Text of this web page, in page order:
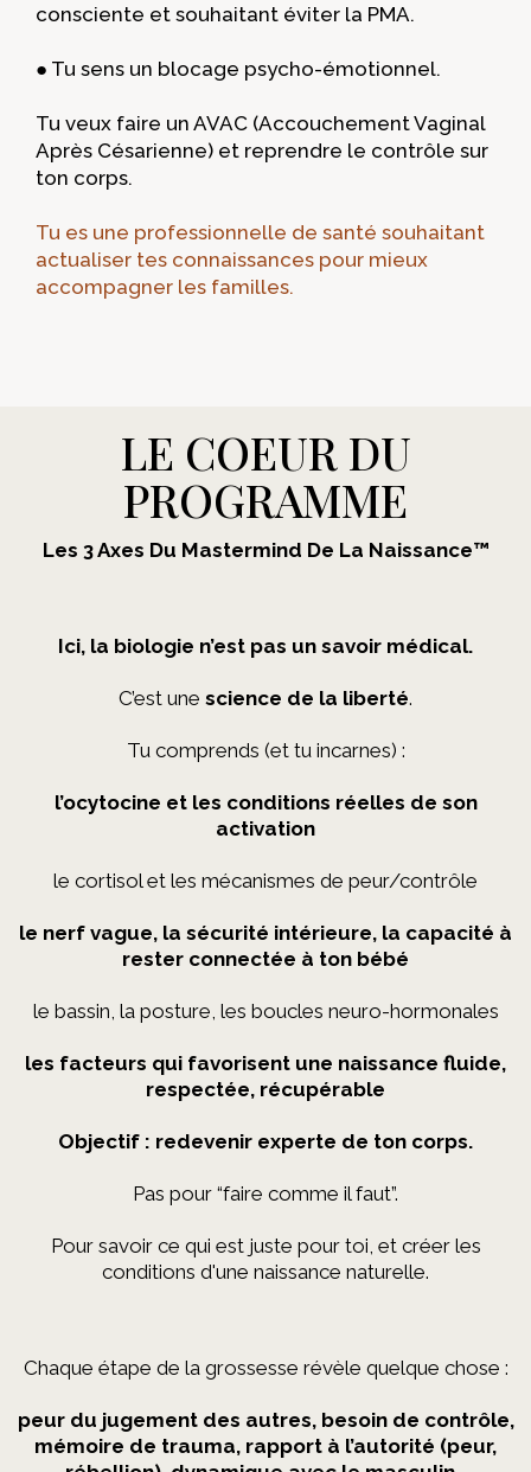
consciente et souhaitant éviter la PMA.
● Tu sens un blocage psycho-émotionnel.
Tu veux faire un AVAC (Accouchement Vaginal
Après Césarienne) et reprendre le contrôle sur
ton corps.
Tu es une professionnelle de santé souhaitant
actualiser tes connaissances pour mieux
accompagner les familles.
LE COEUR DU
PROGRAMME
Les 3 Axes Du Mastermind De La Naissance™
Ici, la biologie n’est pas un savoir médical.
C’est une science de la liberté.
Tu comprends (et tu incarnes) :
l’ocytocine et les conditions réelles de son
activation
le cortisol et les mécanismes de peur/contrôle
le nerf vague, la sécurité intérieure, la capacité à
rester connectée à ton bébé
le bassin, la posture, les boucles neuro-hormonales
les facteurs qui favorisent une naissance fluide,
respectée, récupérable
Objectif : redevenir experte de ton corps.
Pas pour “faire comme il faut”.
Pour savoir ce qui est juste pour toi, et créer les
conditions d'une naissance naturelle.
Chaque étape de la grossesse révèle quelque chose :
peur du jugement des autres, besoin de contrôle,
mémoire de trauma, rapport à l’autorité (peur,